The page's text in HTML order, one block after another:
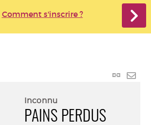
Comment s'inscrire ?
Lien
Inconnu
PAINS PERDUS